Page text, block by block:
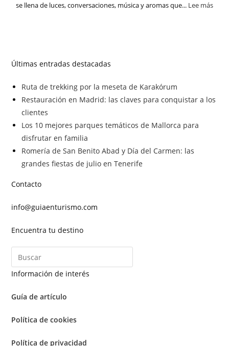
se llena de luces, conversaciones, música y aromas que... Lee más
Últimas entradas destacadas
Ruta de trekking por la meseta de Karakórum
Restauración en Madrid: las claves para conquistar a los
clientes
Los 10 mejores parques temáticos de Mallorca para
disfrutar en familia
Romería de San Benito Abad y Día del Carmen: las
grandes fiestas de julio en Tenerife
Contacto
info@guiaenturismo.com
Encuentra tu destino
Información de interés
Guía de artículo
Política de cookies
Política de privacidad